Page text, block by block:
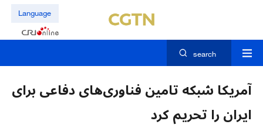
Language
search
آمریکا شبکه تامین فناوری‌های دفاعی برای
ایران را تحریم کرد